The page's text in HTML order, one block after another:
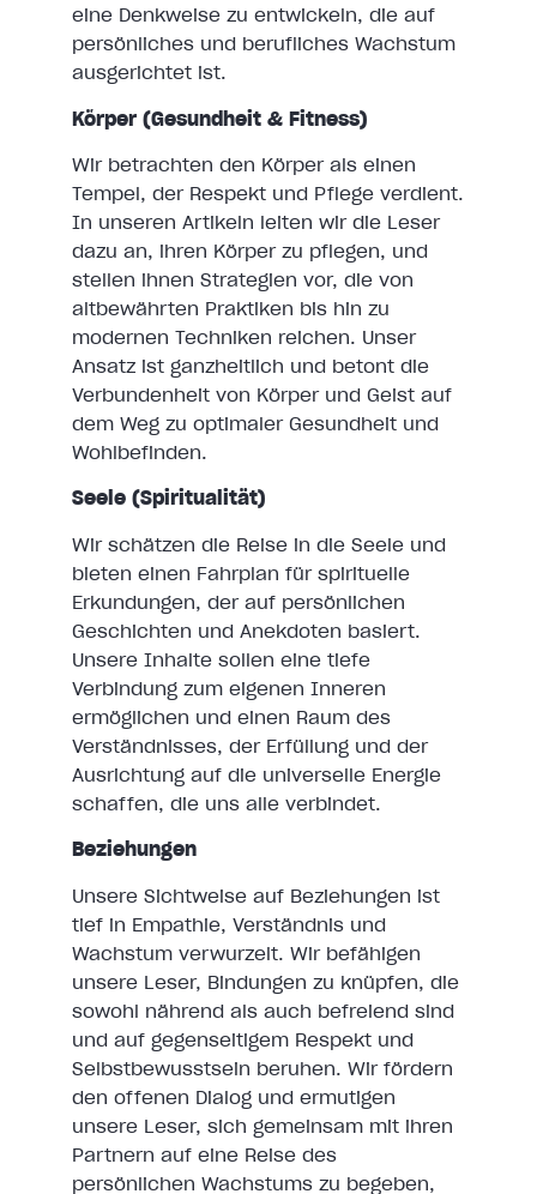
eine Denkweise zu entwickeln, die auf
persönliches und berufliches Wachstum
ausgerichtet ist.
Körper (Gesundheit & Fitness)
Wir betrachten den Körper als einen
Tempel, der Respekt und Pflege verdient.
In unseren Artikeln leiten wir die Leser
dazu an, ihren Körper zu pflegen, und
stellen ihnen Strategien vor, die von
altbewährten Praktiken bis hin zu
modernen Techniken reichen. Unser
Ansatz ist ganzheitlich und betont die
Verbundenheit von Körper und Geist auf
dem Weg zu optimaler Gesundheit und
Wohlbefinden.
Seele (Spiritualität)
Wir schätzen die Reise in die Seele und
bieten einen Fahrplan für spirituelle
Erkundungen, der auf persönlichen
Geschichten und Anekdoten basiert.
Unsere Inhalte sollen eine tiefe
Verbindung zum eigenen Inneren
ermöglichen und einen Raum des
Verständnisses, der Erfüllung und der
Ausrichtung auf die universelle Energie
schaffen, die uns alle verbindet.
Beziehungen
Unsere Sichtweise auf Beziehungen ist
tief in Empathie, Verständnis und
Wachstum verwurzelt. Wir befähigen
unsere Leser, Bindungen zu knüpfen, die
sowohl nährend als auch befreiend sind
und auf gegenseitigem Respekt und
Selbstbewusstsein beruhen. Wir fördern
den offenen Dialog und ermutigen
unsere Leser, sich gemeinsam mit ihren
Partnern auf eine Reise des
persönlichen Wachstums zu begeben,